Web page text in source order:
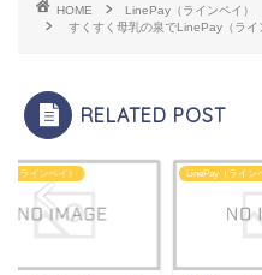
HOME
LinePay（ラインペイ）
すくすく母乳の泉でLinePay（ライ
RELATED POST
（ラインペイ） LinePay（ライン